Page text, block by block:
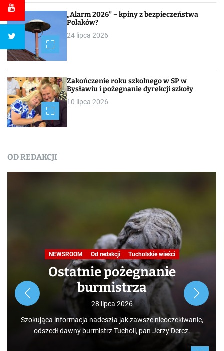
„Alarm 2026” – kpiny z bezpieczeństwa
Polaków?
24 lipca 2026
Zakończenie roku szkolnego w SP w
Bysławiu i pożegnanie dyrekcji szkoły
10 lipca 2026
OD REDAKCJI
NEWSROOM Od redakcji Tucholskie wieści
Ostatnie pożegnanie
burmistrza
28 lipca 2026
Szokująca informacja nadeszła jak zawsze nieoczekiwanie,
odszedł dawny burmistrz Tucholi, pan Jerzy Dercz.